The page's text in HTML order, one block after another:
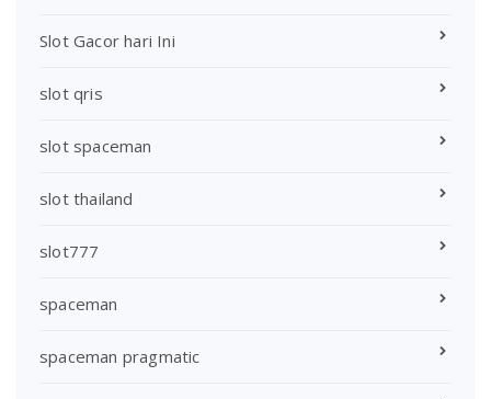
Slot Gacor hari Ini
slot qris
slot spaceman
slot thailand
slot777
spaceman
spaceman pragmatic